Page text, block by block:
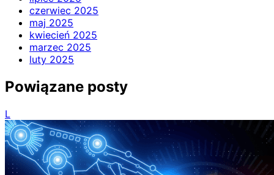
czerwiec 2025
maj 2025
kwiecień 2025
marzec 2025
luty 2025
Powiązane posty
L